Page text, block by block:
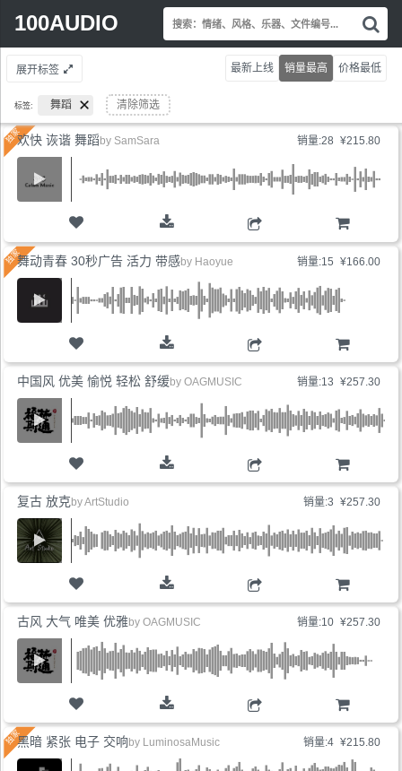
100AUDIO
Search
索
情
绪
乐
文
展开标签
标签: 舞蹈 清除筛选
最新上线 销量最高 价格最低
销量:28 ¥215.80
欢快 诙谐 舞蹈 by SamSara
销量:15 ¥166.00
购物车
舞动青春 30秒广告 活力 带感by Haoyue
销量:13 ¥257.30
购物车
中国风 优美 愉悦 轻松 舒缓by OAGMUSIC
销量:3 ¥257.30
购物车
复古 放克 byArtStudio
销量:10 ¥257.30
购物车
古风 大气 唯美 优雅by OAGMUSIC
销量:4 ¥215.80
黑暗 紧张 电子 交响 by LuminosaMusic